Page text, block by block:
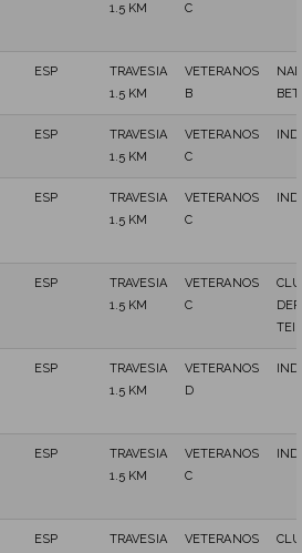
1.5 KM
C
ESP
TRAVESIA
1.5 KM
VETERANOS
B
ESP
TRAVESIA
1.5 KM
VETERANOS
C
ESP
TRAVESIA
1.5 KM
VETERANOS
C
ESP
TRAVESIA
1.5 KM
VETERANOS
C
ESP
TRAVESIA
1.5 KM
VETERANOS
D
ESP
TRAVESIA
1.5 KM
VETERANOS
C
ESP
TRAVESIA
VETERANOS